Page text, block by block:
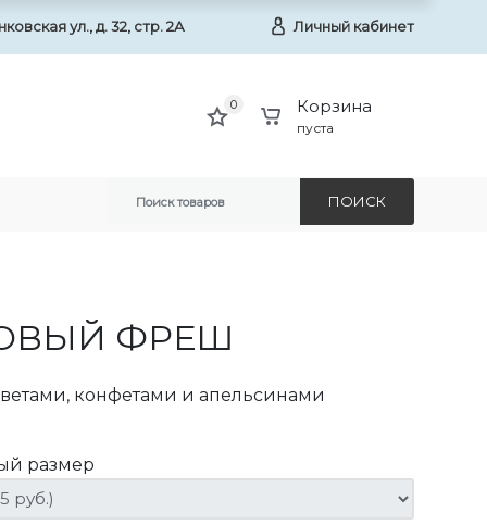
ул., д. 32, стр. 2А Личный кабинет
0 Корзина
пуста
ПОИСК
ФРЕШ
конфетами и апельсинами
размер